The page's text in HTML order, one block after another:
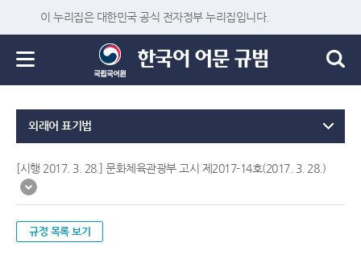
이 누리집은 대한민국 공식 전자정부 누리집입니다.
외래어 표기법
[시행 2017. 3. 28.] 문화체육관광부 고시 제2017-14호(2017. 3. 28.)
규정 목록 보기